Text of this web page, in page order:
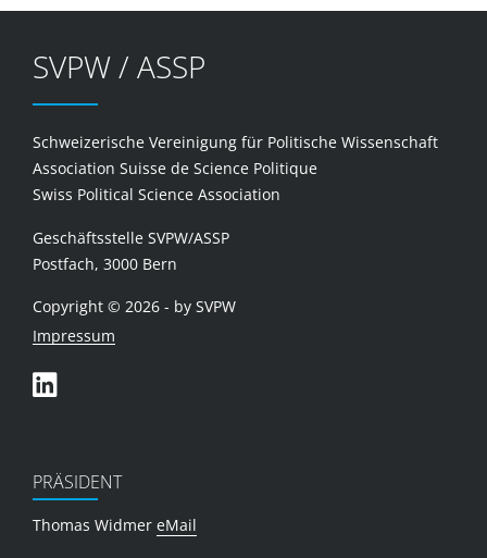
SVPW / ASSP
Schweizerische Vereinigung für Politische Wissenschaft
Association Suisse de Science Politique
Swiss Political Science Association
Geschäftsstelle SVPW/ASSP
Postfach, 3000 Bern
Copyright © 2026 - by SVPW
Impressum
PRÄSIDENT
Thomas Widmer eMail